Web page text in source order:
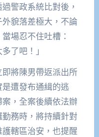
警政系統比對後，
貌落差極大，不論
場忍不住吐槽：
了吧！」
將陳男帶返派出所
遭發布通緝的逃
，全案後續依法辦
務時，將持續針對
轄區治安，也提醒